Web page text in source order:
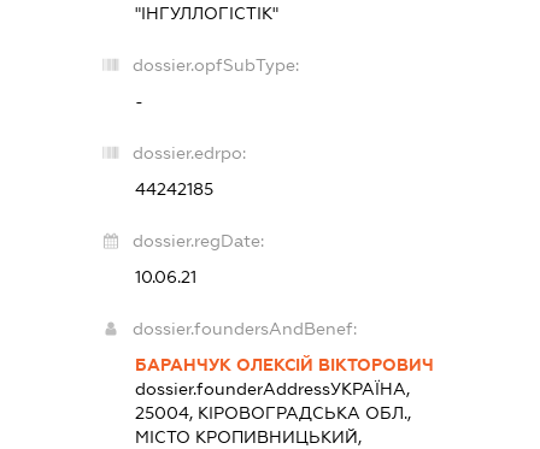
"ІНГУЛЛОГІСТІК"
dossier.opfSubType:
-
dossier.edrpo:
44242185
dossier.regDate:
10.06.21
dossier.foundersAndBenef:
БАРАНЧУК ОЛЕКСІЙ ВІКТОРОВИЧ
dossier.founderAddressУКРАЇНА,
25004, КІРОВОГРАДСЬКА ОБЛ.,
МІСТО КРОПИВНИЦЬКИЙ,